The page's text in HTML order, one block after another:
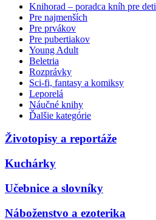
Knihorad – poradca kníh pre deti
Pre najmenších
Pre prvákov
Pre pubertiakov
Young Adult
Beletria
Rozprávky
Sci-fi, fantasy a komiksy
Leporelá
Náučné knihy
Ďalšie kategórie
Životopisy a reportáže
Kuchárky
Učebnice a slovníky
Náboženstvo a ezoterika